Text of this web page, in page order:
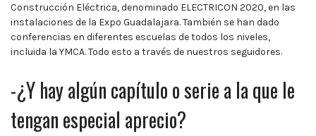
Construcción Eléctrica, denominado ELECTRICON 2020, en las
instalaciones de la Expo Guadalajara. También se han dado
conferencias en diferentes escuelas de todos los niveles,
incluida la YMCA. Todo esto a través de nuestros seguidores.
-¿Y hay algún capítulo o serie a la que le
tengan especial aprecio?